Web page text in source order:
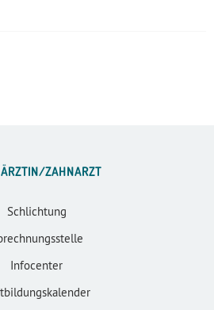
ZAHNARZT
Schlichtung
Infocenter